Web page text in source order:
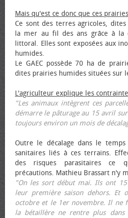
Mais qu'est ce donc que ces
Ce sont des terres agricoles, dites
la mer au fil des ans grâce à la
littoral. Elles sont exposées aux
humides.
Le GAEC possède 70 ha de
dites prairies humides situées sur
L'agriculteur explique les
"Les animaux intègrent ces
démarre le pâturage au 15 avril
toujours environ un mois de
Outre le décalage dans le
sanitaires liés à ces terrains.
des risques parasitaires ce
précautions. Mathieu Brassart n'y
"On les sort début mai. Ils ont
leur première saison dehors. Et
octobre et le 1er novembre. Il ne
la bétaillère ne rentre plus dans